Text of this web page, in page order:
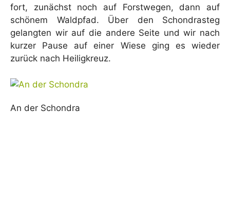
fort, zunächst noch auf Forstwegen, dann auf
schönem Waldpfad. Über den Schondrasteg
gelangten wir auf die andere Seite und wir nach
kurzer Pause auf einer Wiese ging es wieder
zurück nach Heiligkreuz.
An der Schondra